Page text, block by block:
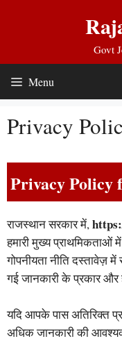
Govt
Menu
Privacy
Privacy Policy
राजस्थान सरकार में,
हमारी मुख्य प्राथमिकताओं
गोपनीयता नीति दस्तावेज़
गई जानकारी के प्रकार
यदि आपके पास अतिरिक्त
अधिक जानकारी की